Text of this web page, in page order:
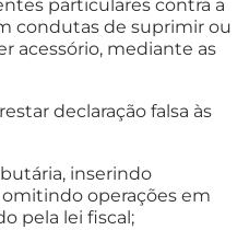
particulares contra a
condutas de suprimir ou
acessório, mediante as
declaração falsa às
inserindo
operações em
pela lei fiscal;